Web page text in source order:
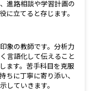
進路相談や学習計画の
に立てると存じます。
象の教師です。分析力
言語化して伝えること
ます。苦手科目を克服
ちに丁寧に寄り添い、
していきます。